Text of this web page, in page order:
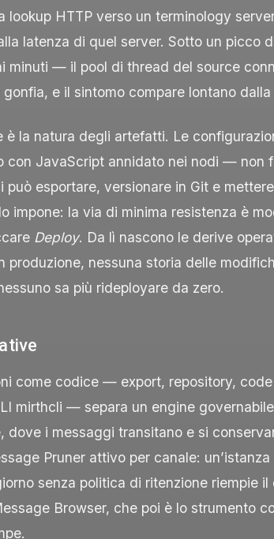
lookup HTTP verso un terminology
latenza di quel server. Sotto un picco
minuti — il pool di thread del source
e il sintomo compare lontano dalla
è la natura degli artefatti. Le
JavaScript annidato nei nodi — non
può esportare, versionare in Git e
impone: la via di minima resistenza è
Deploy. Da lì nascono le derive
produzione, nessuna storia delle
sa più rideployare da zero.
come codice — export, repository,
mirthcli — separa un engine
dove i messaggi transitano e si
Pruner attivo per canale:
senza politica di ritenzione riempie il
Browser, che poi è lo strumento